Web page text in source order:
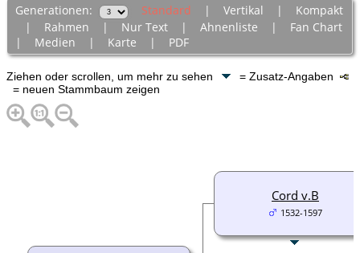
Generationen: Standard | Vertikal | Kompakt
| Rahmen | Nur Text| Ahnenliste | Fan Chart
| Medien | Karte | PDF
Ziehen oder scrollen, um mehr zu sehen
= Zusatz-Angaben
= neuen Stammbaum zeigen
Cord v.B
1532-1597